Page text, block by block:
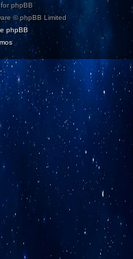
phpBB
© phpBB Limited
phpBB